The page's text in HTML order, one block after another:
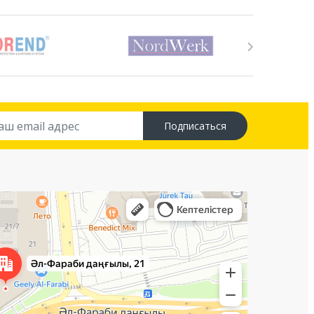
Подписаться